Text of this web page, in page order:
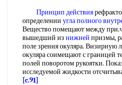
Принцип действия
определении углаполного
Вещество помещают между
вышедший из нижней призмы,
поле зрения окуляра. Визирную
окуляра соимещают с границей
полей поворотом рукоятки.
исследуемой жидкости
[c.91]